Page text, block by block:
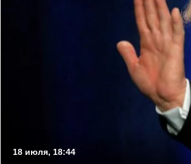
18 июля, 18:44